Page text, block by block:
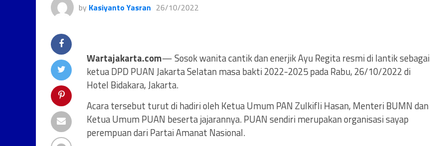
by Kasiyanto Yasran 26/10/2022
Wartajakarta.com— Sosok wanita cantik dan enerjik Ayu Regita resmi di lantik sebagai
ketua DPD PUAN Jakarta Selatan masa bakti 2022-2025 pada Rabu, 26/10/2022 di
Hotel Bidakara, Jakarta.
Acara tersebut turut di hadiri oleh Ketua Umum PAN Zulkifli Hasan, Menteri BUMN dan
Ketua Umum PUAN beserta jajarannya. PUAN sendiri merupakan organisasi sayap
perempuan dari Partai Amanat Nasional.